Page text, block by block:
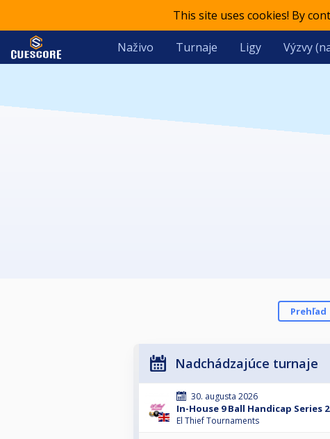
This site uses cookies! By
Naživo Turnaje Ligy Výzvy
Prehľad
Nadchádzajúce turnaje
30. augusta 2026
In-House 9 Ball Handicap Series
El Thief Tournaments